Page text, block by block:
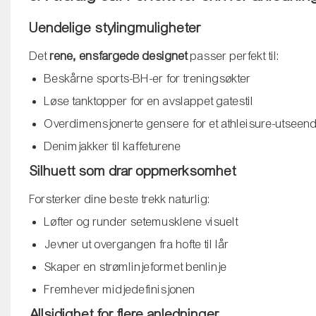
Uendelige stylingmuligheter
Detrene, ensfargede designetpasser perfekt til:
Beskårne sports-BH-er for treningsøkter
Løse tanktopper for en avslappet gatestil
Overdimensjonerte gensere for et athleisure-
Denimjakker til kaffeturene
Silhuett som drar oppmerksomhet
Forsterker dine beste trekk naturlig:
Løfter og runder setemusklene visuelt
Jevner ut overgangen fra hofte til lår
Skaper en strømlinjeformet benlinje
Fremhever midjedefinisjonen